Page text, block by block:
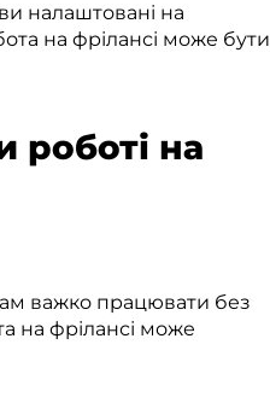
налаштовані на
на фрілансі може бути
роботі на
важко працювати без
на фрілансі може